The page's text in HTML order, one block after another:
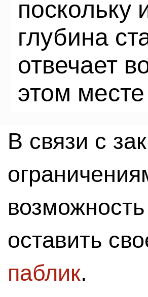
глубина
отвечает
этом
В связи с
оставить
паблик.